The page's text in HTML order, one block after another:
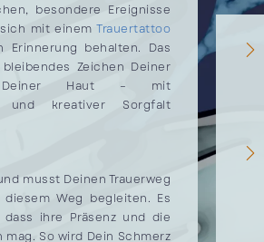
besondere Ereignisse
mit einemTrauertattoo
Erinnerung behalten. Das
Zeichen Deiner
Deiner Haut – mit
und kreativer Sorgfalt
musst Deinen Trauerweg
Weg begleiten. Es
ihre Präsenz und die
So wird Dein Schmerz